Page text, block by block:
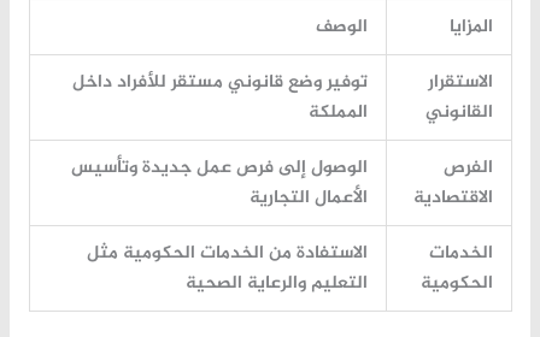
المزايا
الوصف
الاستقرار
القانوني
توفير وضع قانوني مستقر للأفراد داخل
المملكة
الفرص
الاقتصادية
الوصول إلى فرص عمل جديدة وتأسيس
الأعمال التجارية
الخدمات
الحكومية
الاستفادة من الخدمات الحكومية مثل
التعليم والرعاية الصحية